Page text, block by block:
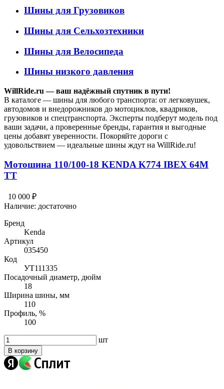
Шины для Грузовиков
Шины для Сельхозтехники
Шины для Велосипеда
Шины низкого давления
WillRide.ru — ваш надёжный спутник в пути!
В каталоге — шины для любого транспорта: от легковушек,
автодомов и внедорожников до мотоциклов, квадриков,
грузовиков и спецтранспорта. Эксперты подберут модель под
ваши задачи, а проверенные бренды, гарантия и выгодные
цены добавят уверенности. Покоряйте дороги с
удовольствием — идеальные шины ждут на WillRide.ru!
Мотошина 110/100-18 KENDA K774 IBEX 64M
TT
10 000 ₽
Наличие: достаточно
Бренд
Kenda
Артикул
035450
Код
УТ111335
Посадочный диаметр, дюйм
18
Ширина шины, мм
110
Профиль, %
100
шт
В корзину